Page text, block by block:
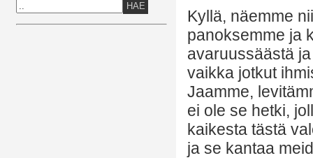
HAE
Kyllä, näemme
panoksemme ja
avaruussäästä
vaikka jotkut
Jaamme,
ei ole se hetki,
kaikesta tästä
ja se kantaa